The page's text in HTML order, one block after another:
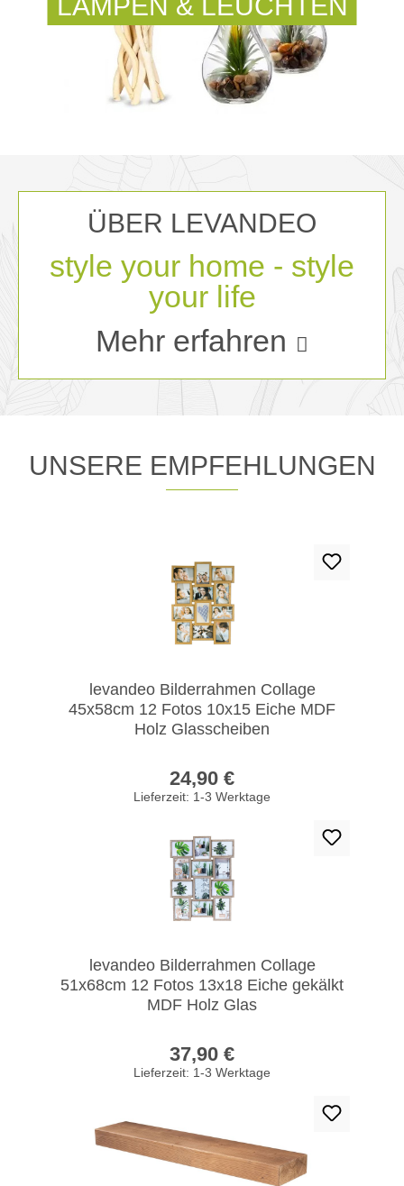
ÜBER LEVANDEO
style your home - style
your life
Mehr erfahren
UNSERE EMPFEHLUNGEN
levandeo Bilderrahmen Collage
45x58cm 12 Fotos 10x15 Eiche MDF
Holz Glasscheiben
24,90 €
Lieferzeit: 1-3 Werktage
levandeo Bilderrahmen Collage
51x68cm 12 Fotos 13x18 Eiche gekälkt
MDF Holz Glas
37,90 €
Lieferzeit: 1-3 Werktage